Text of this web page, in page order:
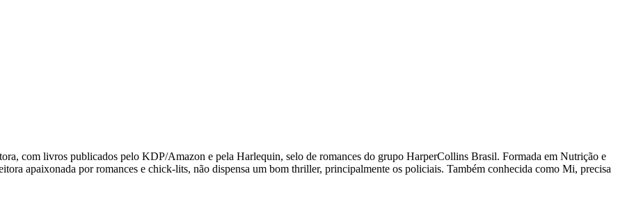
com livros publicados pelo KDP/Amazon e pela Harlequin, selo de romances do grupo HarperCollins Brasil. Formada em Nutrição e
apaixonada por romances e chick-lits, não dispensa um bom thriller, principalmente os policiais. Também conhecida como Mi, precisa